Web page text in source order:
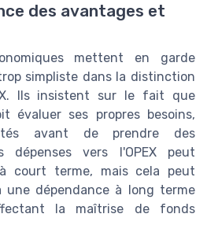
des avantages et
mettent en garde
simpliste dans la distinction
Ils insistent sur le fait que
évaluer ses propres besoins,
avant de prendre des
dépenses vers l'OPEX peut
court terme, mais cela peut
une dépendance à long terme
la maîtrise de fonds